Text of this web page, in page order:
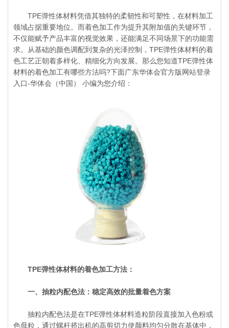
TPE弹性体材料凭借其独特的柔韧性和可塑性，在材料加工
领域占据重要地位。而着色加工作为提升其附加值的关键环节，
不仅能赋予产品丰富的视觉效果，还能满足不同场景下的功能需
求。从基础的颜色调配到复杂的光泽控制，TPE弹性体材料的着
色工艺正朝着多样化、精细化方向发展。那么您知道TPE弹性体
材料的着色加工有哪些方法吗?下面广东华体会官方版网站登录
入口-华体会（中国） 小编为您介绍：
TPE弹性体材料的着色加工方法：
一、抽粒内配色法：稳定高效的批量着色方案
抽粒内配色法是在TPE弹性体材料造粒阶段直接加入色粉或
色母粒，通过螺杆挤出机的高剪切力使颜料均匀分散在基体中，